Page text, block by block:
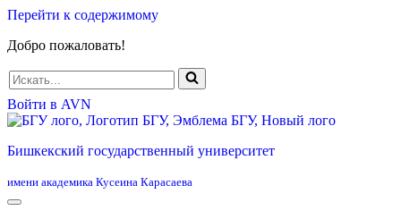
Перейти к содержимому
Добро пожаловать!
Искать...
Войти в AVN
Бишкекский государственный университет
имени академика Кусеина Карасаева